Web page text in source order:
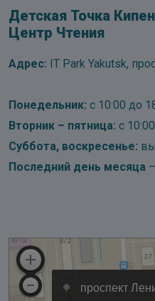
Детская Точка
Центр Чтения
Адрес: IT Park Yakutsk,
Понедельник: с 10:00 до
Вторник – пятница: с
Суббота, воскресенье:
Последний день месяца